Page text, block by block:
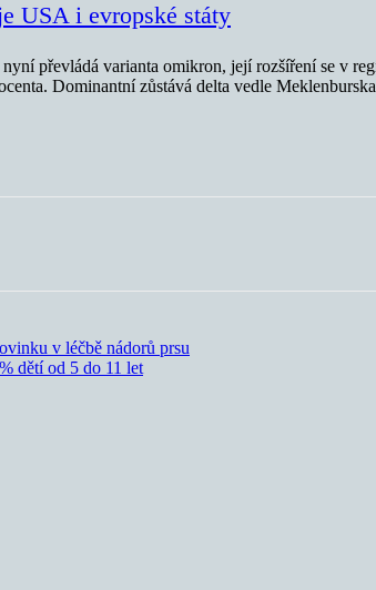
USA i evropské státy
převládá varianta omikron, její rozšíření se v
Dominantní zůstává delta vedle
v léčbě nádorů prsu
dětí od 5 do 11 let